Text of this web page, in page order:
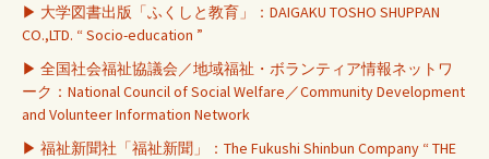
▶ 大学図書出版「ふくしと教育」：DAIGAKU TOSHO SHUPPAN
CO.,LTD. “ Socio-education ”
▶ 全国社会福祉協議会／地域福祉・ボランティア情報ネットワ
ーク：National Council of Social Welfare／Community Development
and Volunteer Information Network
▶ 福祉新聞社「福祉新聞」：The Fukushi Shinbun Company “ THE